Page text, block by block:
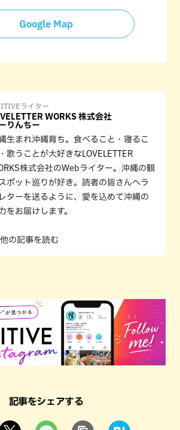
Google Map
ライター
WORKS 株式会社
りんちー
生まれ沖縄育ち。食べること・寝るこ
歌うことが大好きなLOVELETTER
株式会社のWebライター。沖縄の観
ポット巡りが好き。読者の皆さんへラ
ターを送るように、愛を込めて沖縄の
をお届けします。
の記事を読む
記事をシェアする